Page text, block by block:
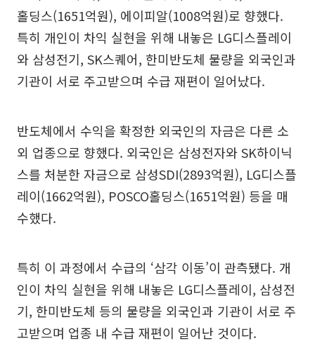
홀딩스(1651억원), 에이피알(1008억원)로 향했다.
특히 개인이 차익 실현을 위해 내놓은 LG디스플레이
와 삼성전기, SK스퀘어, 한미반도체 물량을 외국인과
기관이 서로 주고받으며 수급 재편이 일어났다.
반도체에서 수익을 확정한 외국인의 자금은 다른 소
외 업종으로 향했다. 외국인은 삼성전자와 SK하이닉
스를 처분한 자금으로 삼성SDI(2893억원), LG디스플
레이(1662억원), POSCO홀딩스(1651억원) 등을 매
수했다.
특히 이 과정에서 수급의 ‘삼각 이동’이 관측됐다. 개
인이 차익 실현을 위해 내놓은 LG디스플레이, 삼성전
기, 한미반도체 등의 물량을 외국인과 기관이 서로 주
고받으며 업종 내 수급 재편이 일어난 것이다.